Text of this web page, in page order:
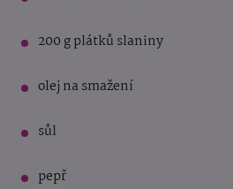
200 g plátků slaniny
olej na smažení
sůl
pepř